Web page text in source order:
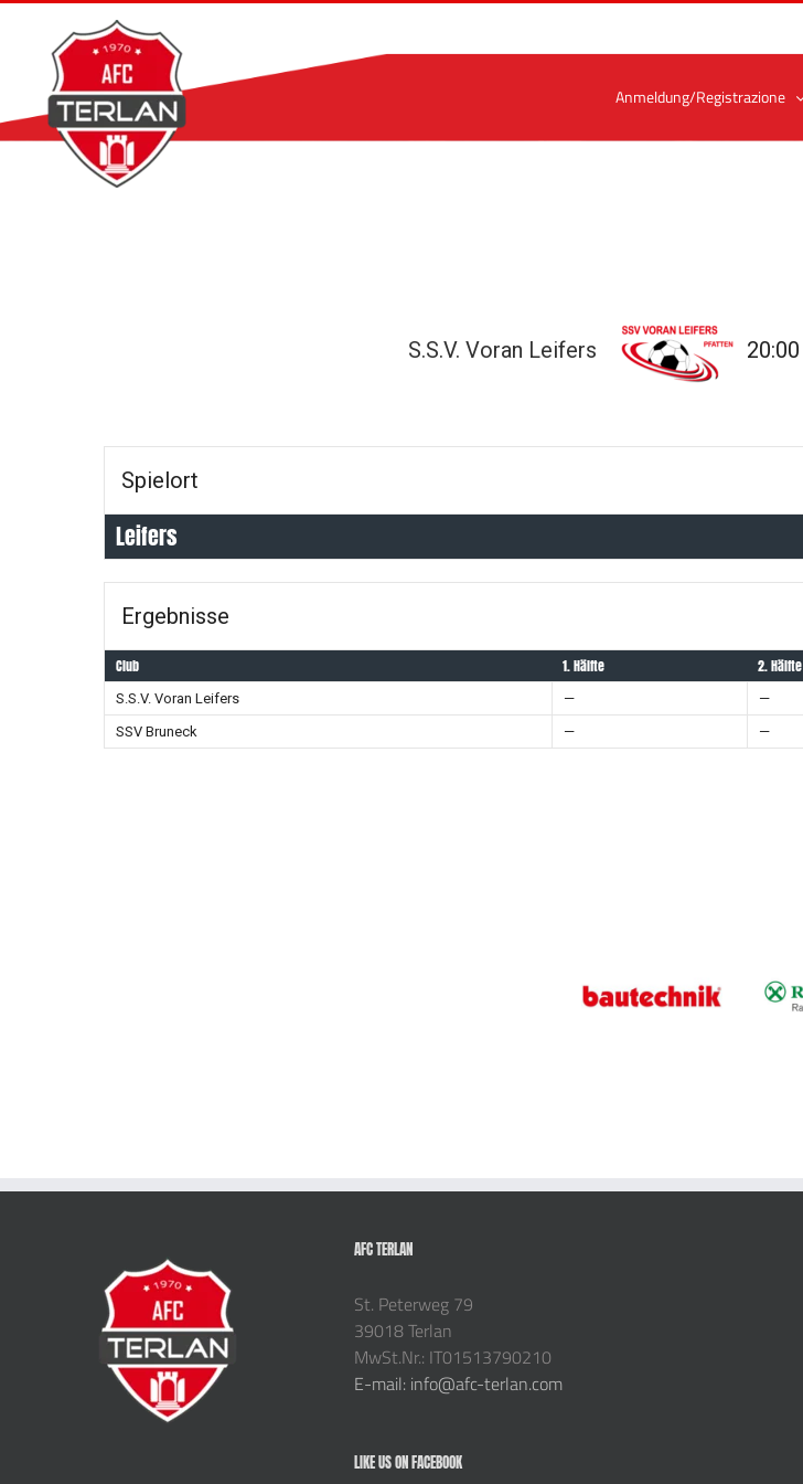
Zum
springen
Anmeldung/Registrazione
S.S.V. Voran Leifers 20:00
Spielort
Leifers
Ergebnisse
Club 1. Hälfte 2. Hälfte
S.S.V. Voran Leifers — —
SSV Bruneck
— —
AFC TERLAN
St. Peterweg 79
39018 Terlan
MwSt.Nr.: IT01513790210
E-mail: info@afc-terlan.com
LIKE US ON FACEBOOK